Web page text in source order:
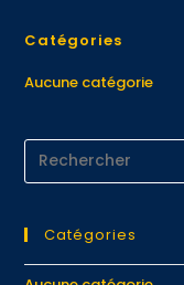
Catégories
Aucune catégorie
Catégories